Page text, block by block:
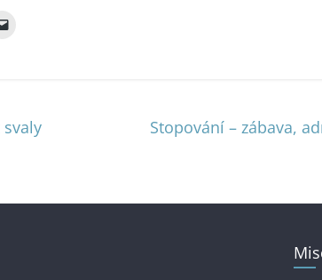
svaly Stopování – zábava,